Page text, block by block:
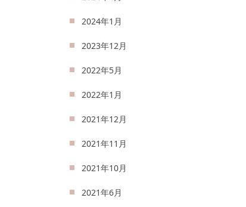
2024年1月
2023年12月
2022年5月
2022年1月
2021年12月
2021年11月
2021年10月
2021年6月